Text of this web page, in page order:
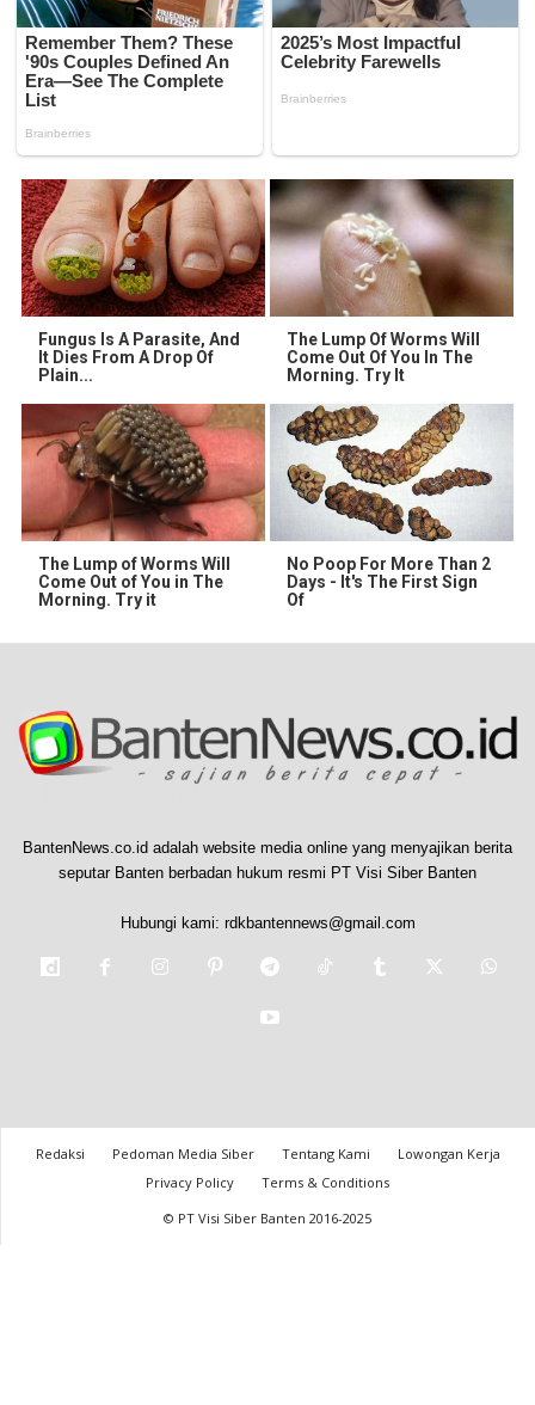
Fungus Is A Parasite, And
It Dies From A Drop Of
Plain...
The Lump Of Worms Will
Come Out Of You In The
Morning. Try It
The Lump of Worms Will
Come Out of You in The
Morning. Try it
No Poop For More Than 2
Days - It's The First Sign
Of
BantenNews.co.id adalah website media online yang menyajikan berita
seputar Banten berbadan hukum resmi PT Visi Siber Banten
Hubungi kami: rdkbantennews@gmail.com
Redaksi Pedoman Media Siber Tentang Kami
Lowongan Kerja
Privacy Policy
Terms & Conditions
© PT Visi Siber Banten 2016-2025